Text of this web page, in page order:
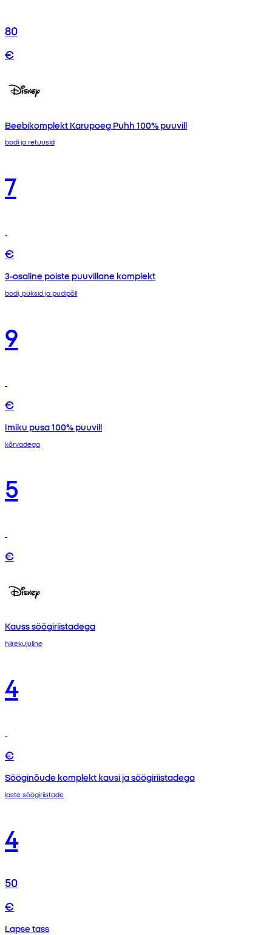
80
€
Beebikomplekt Karupoeg Puhh 100% puuvill
bodi ja retuusid
7
€
3-osaline poiste puuvillane komplekt
bodi, püksid ja pudipõll
9
€
Imiku pusa 100% puuvill
kõrvadega
5
€
Kauss söögiriistadega
hiirekujuline
4
€
Sööginõude komplekt kausi ja söögiriistadega
laste söögiriistade
4
50
€
Lapse tass